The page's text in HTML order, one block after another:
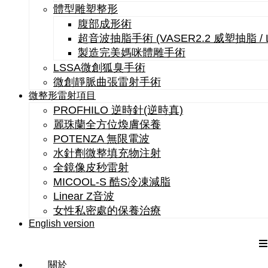
體型雕塑整形
腹部成形術
超音波抽脂手術 (VASER2.2 威塑抽脂 /
製造完美媽咪體雕手術
LSSA微創狐臭手術
微創靜脈曲張雷射手術
微整形雷射項目
PROFHILO 逆時針(逆時真)
麗珠蘭全方位煥膚保養
POTENZA 無限電波
水針劑微整填充物注射
全鏡像皮秒雷射
MICOOL-S 酷S冷凍減脂
Linear Z音波
女性私密處的保養治療
English version
關於